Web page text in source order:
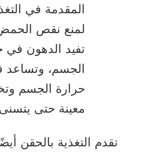
المقدمة في
لمنع نقص
تفيد الدهون في
الجسم،
حرارة الجسم
معينة حتى
تقدم التغذية بالحقن